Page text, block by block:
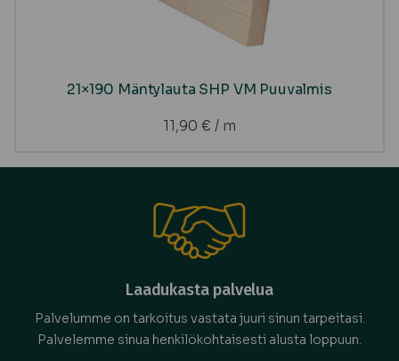
21×190 Mäntylauta SHP VM Puuvalmis
11,90 € / m
Laadukasta palvelua
Palvelumme on tarkoitus vastata juuri sinun tarpeitasi.
Palvelemme sinua henkilökohtaisesti alusta loppuun.